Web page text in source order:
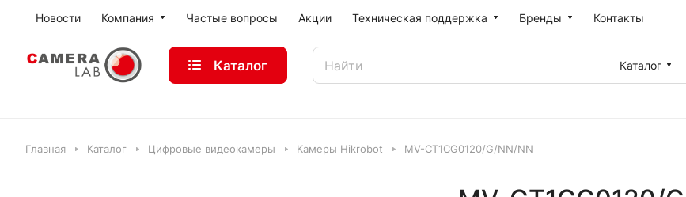
Новости Компания Частые вопросы Акции Техническая поддержка Бренды Контакты
Каталог
Каталог
Главная Каталог Цифровые видеокамеры Камеры Hikrobot MV-CT1CG0120/G/NN/NN